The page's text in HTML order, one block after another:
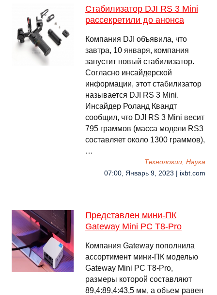
Стабилизатор DJI RS 3 Mini
рассекретили до анонса
Компания DJI объявила, что
завтра, 10 января, компания
запустит новый стабилизатор.
Согласно инсайдерской
информации, этот стабилизатор
называется DJI RS 3 Mini.
Инсайдер Роланд Квандт
сообщил, что DJI RS 3 Mini весит
795 граммов (масса модели RS3
составляет около 1300 граммов),
…
Технологии, Наука
07:00, Январь 9, 2023 | ixbt.com
Представлен мини-ПК
Gateway Mini PC T8-Pro
Компания Gateway пополнила
ассортимент мини-ПК моделью
Gateway Mini PC T8-Pro,
размеры которой составляют
89,4:89,4:43,5 мм, а объем равен